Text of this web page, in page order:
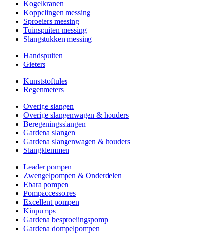
Kogelkranen
Koppelingen messing
Sproeiers messing
Tuinspuiten messing
Slangstukken messing
Handspuiten
Gieters
Kunststoftules
Regenmeters
Overige slangen
Overige slangenwagen & houders
Beregeningsslangen
Gardena slangen
Gardena slangenwagen & houders
Slangklemmen
Leader pompen
Zwengelpompen & Onderdelen
Ebara pompen
Pompaccessoires
Excellent pompen
Kinpumps
Gardena besproeiingspomp
Gardena dompelpompen